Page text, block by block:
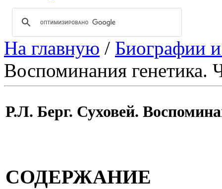
На главную / Биографии
Воспоминания генетика.
Р.Л. Берг. Суховей.
СОДЕРЖАНИЕ